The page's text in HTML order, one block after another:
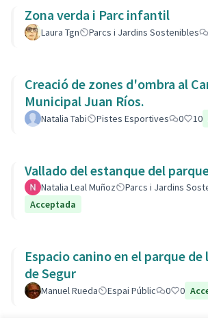
Zona verda i Parc infantil
Laura Tgn Parcs i Jardins Sostenibles
Creació de zones d'ombra al
Municipal Juan Ríos.
Natalia Tabi Pistes Esportives 0 10
Vallado del estanque del
Natalia Leal Muñoz Parcs i Jardins
Acceptada
Espacio canino en el parque de
de Segur
Manuel Rueda Espai Públic 0 0